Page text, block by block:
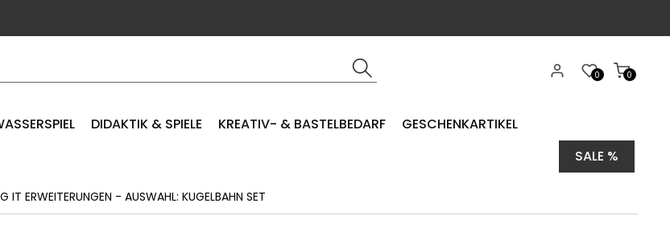
0
0
DIDAKTIK & SPIELE KREATIV- & BASTELBEDARF
GESCHENKARTIKEL
SALE %
IT ERWEITERUNGEN - AUSWAHL: KUGELBAHN SET